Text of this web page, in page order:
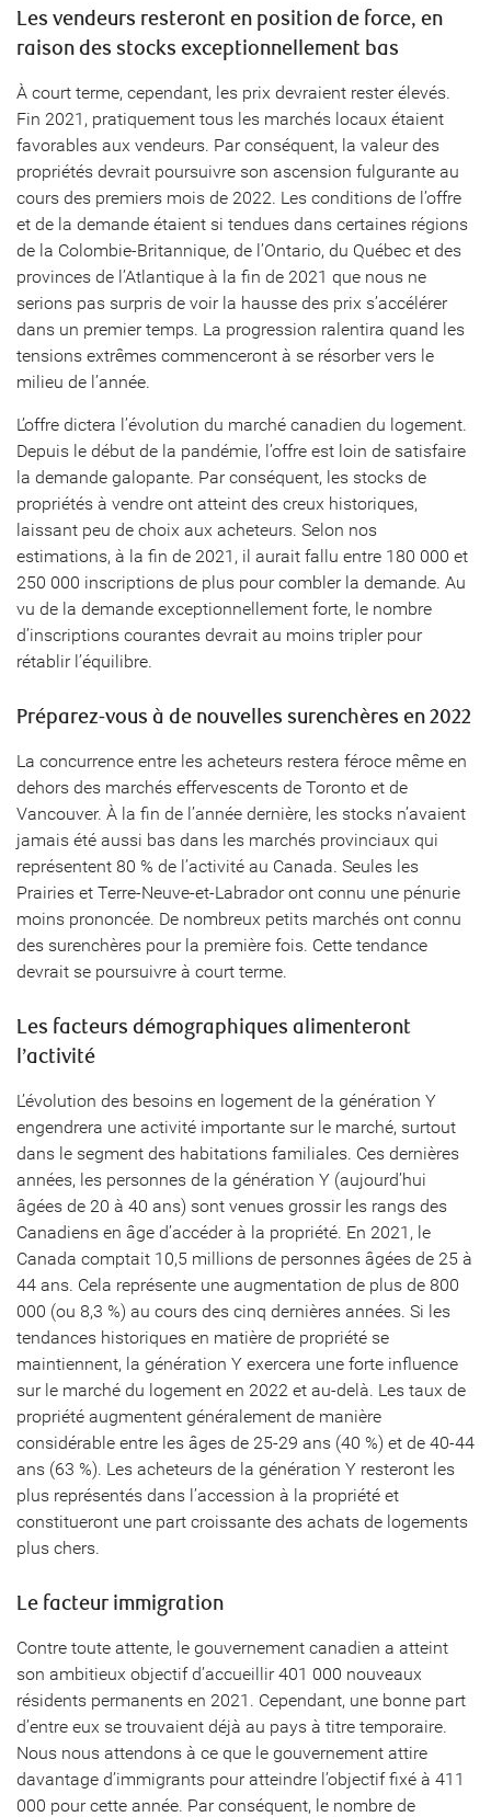
Les vendeurs resteront en position de force, en
raison des stocks exceptionnellement bas
À court terme, cependant, les prix devraient rester élevés.
Fin 2021, pratiquement tous les marchés locaux étaient
favorables aux vendeurs. Par conséquent, la valeur des
propriétés devrait poursuivre son ascension fulgurante au
cours des premiers mois de 2022. Les conditions de l’offre
et de la demande étaient si tendues dans certaines régions
de la Colombie-Britannique, de l’Ontario, du Québec et des
provinces de l’Atlantique à la fin de 2021 que nous ne
serions pas surpris de voir la hausse des prix s’accélérer
dans un premier temps. La progression ralentira quand les
tensions extrêmes commenceront à se résorber vers le
milieu de l’année.
L’offre dictera l’évolution du marché canadien du logement.
Depuis le début de la pandémie, l’offre est loin de satisfaire
la demande galopante. Par conséquent, les stocks de
propriétés à vendre ont atteint des creux historiques,
laissant peu de choix aux acheteurs. Selon nos
estimations, à la fin de 2021, il aurait fallu entre 180 000 et
250 000 inscriptions de plus pour combler la demande. Au
vu de la demande exceptionnellement forte, le nombre
d’inscriptions courantes devrait au moins tripler pour
rétablir l’équilibre.
Préparez-vous à de nouvelles surenchères en 2022
La concurrence entre les acheteurs restera féroce même en
dehors des marchés effervescents de Toronto et de
Vancouver. À la fin de l’année dernière, les stocks n’avaient
jamais été aussi bas dans les marchés provinciaux qui
représentent 80 % de l’activité au Canada. Seules les
Prairies et Terre-Neuve-et-Labrador ont connu une pénurie
moins prononcée. De nombreux petits marchés ont connu
des surenchères pour la première fois. Cette tendance
devrait se poursuivre à court terme.
Les facteurs démographiques alimenteront
l’activité
L’évolution des besoins en logement de la génération Y
engendrera une activité importante sur le marché, surtout
dans le segment des habitations familiales. Ces dernières
années, les personnes de la génération Y (aujourd’hui
âgées de 20 à 40 ans) sont venues grossir les rangs des
Canadiens en âge d’accéder à la propriété. En 2021, le
Canada comptait 10,5 millions de personnes âgées de 25 à
44 ans. Cela représente une augmentation de plus de 800
000 (ou 8,3 %) au cours des cinq dernières années. Si les
tendances historiques en matière de propriété se
maintiennent, la génération Y exercera une forte influence
sur le marché du logement en 2022 et au-delà. Les taux de
propriété augmentent généralement de manière
considérable entre les âges de 25-29 ans (40 %) et de 40-44
ans (63 %). Les acheteurs de la génération Y resteront les
plus représentés dans l’accession à la propriété et
constitueront une part croissante des achats de logements
plus chers.
Le facteur immigration
Contre toute attente, le gouvernement canadien a atteint
son ambitieux objectif d’accueillir 401 000 nouveaux
résidents permanents en 2021. Cependant, une bonne part
d’entre eux se trouvaient déjà au pays à titre temporaire.
Nous nous attendons à ce que le gouvernement attire
davantage d’immigrants pour atteindre l’objectif fixé à 411
000 pour cette année. Par conséquent, le nombre de